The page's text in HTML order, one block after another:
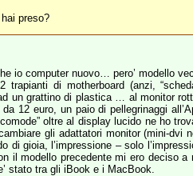
preso?
io computer nuovo… pero’ modello
trapianti di motherboard (anzi,
un grattino di plastica … al monitor
12 euro, un paio di pellegrinaggi
oltre al display lucido ne ho
gli adattatori monitor (mini-dvi
di gioia, l’impressione – solo
il modello precedente mi ero deciso
stato tra gli iBook e i MacBook.